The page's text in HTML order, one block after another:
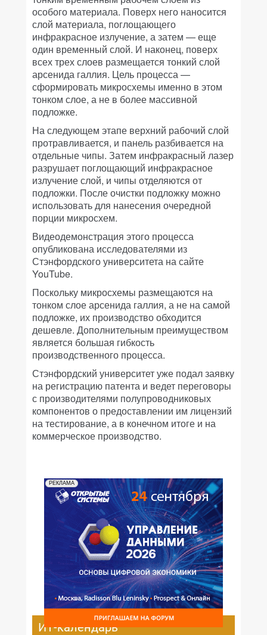
особого материала. Поверх него наносится
слой материала, поглощающего
инфракрасное излучение, а затем — еще
один временный слой. И наконец, поверх
всех трех слоев размещается тонкий слой
арсенида галлия. Цель процесса —
сформировать микросхемы именно в этом
тонком слое, а не в более массивной
подложке.
На следующем этапе верхний рабочий слой
протравливается, и панель разбивается на
отдельные чипы. Затем инфракрасный лазер
разрушает поглощающий инфракрасное
излучение слой, и чипы отделяются от
подложки. После очистки подложку можно
использовать для нанесения очередной
порции микросхем.
Видеодемонстрация этого процесса
опубликована исследователями из
Стэнфордского университета на сайте
YouTube.
Поскольку микросхемы размещаются на
тонком слое арсенида галлия, а не на самой
подложке, их производство обходится
дешевле. Дополнительным преимуществом
является большая гибкость
производственного процесса.
Стэнфордский университет уже подал заявку
на регистрацию патента и ведет переговоры
с производителями полупроводниковых
компонентов о предоставлении им лицензий
на тестирование, а в конечном итоге и на
коммерческое производство.
РЕКЛАМА
ИТ-календарь